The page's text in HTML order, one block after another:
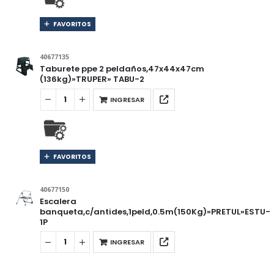
FAVORITOS
40677135
Taburete ppe 2 peldaños,47x44x47cm
(136kg)»TRUPER» TABU-2
INGRESAR
FAVORITOS
40677150
Escalera
banqueta,c/antides,1peld,0.5m(150Kg)»PRETUL»ESTU-
1P
INGRESAR